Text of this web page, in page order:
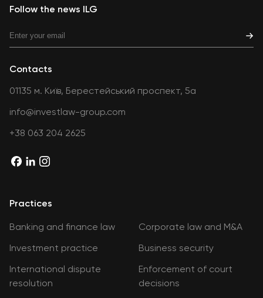
Follow the news ILG
Contacts
01135 м. Київ, Берестейський проспект, 5а
info@investlaw-group.com
+38 063 204 2625
Practices
Banking and finance law
Corporate law and M&A
Investment practice
Business security
International dispute
resolution
Enforcement of court
decisions